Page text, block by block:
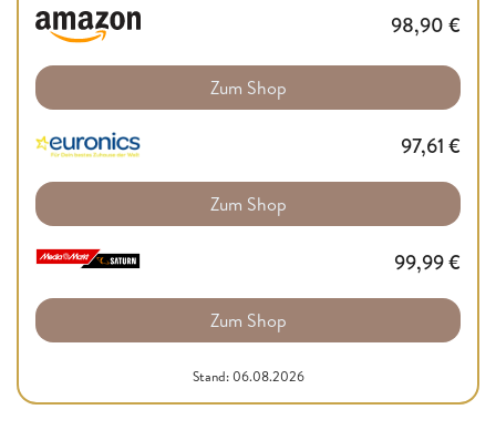
98,90 €
Zum Shop
97,61 €
Zum Shop
99,99€
Zum Shop
Stand: 06.08.2026